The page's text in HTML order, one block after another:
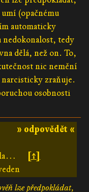
(opačnému
automaticky
nedokonalost, tedy
dělá, než on. To,
nic nemění
zraňuje.
osobnosti
» odpovědět «
[↑]
lze předpokládat,